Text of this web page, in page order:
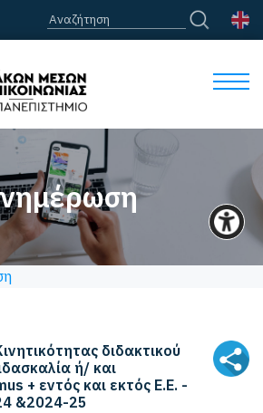
διδακτικού
ή/ και
+ εντός και εκτός Ε.Ε. -
&2024-25